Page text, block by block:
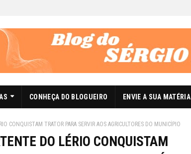
CONHEÇA DO BLOGUEIRO ENVIE A SUA MATÉRIA
CONQUISTAM TRATOR PARA SERVIR AOS AGRICULTORES DO MUNICÍPIO
DO LÉRIO CONQUISTAM